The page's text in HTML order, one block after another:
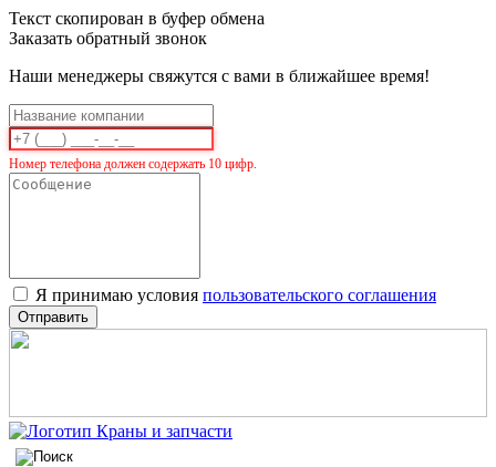
Текст скопирован в буфер обмена
Заказать обратный звонок
Наши менеджеры свяжутся с вами в ближайшее время!
Номер телефона должен содержать 10 цифр.
Я принимаю условия пользовательского соглашения
Отправить